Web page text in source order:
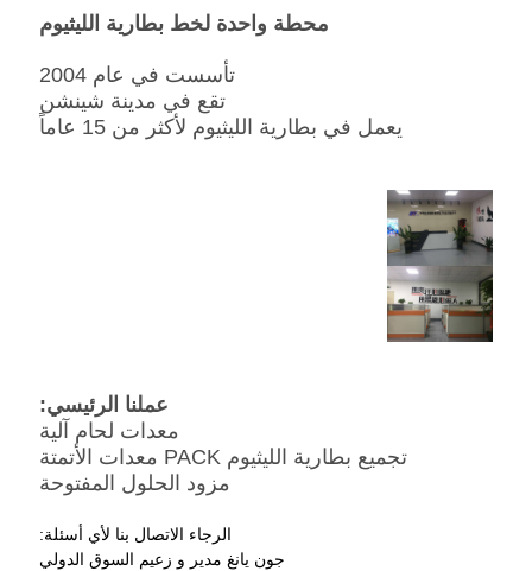
محطة واحدة لخط بطارية الليثيوم
تأسست في عام 2004
تقع في مدينة شينشن
يعمل في بطارية الليثيوم لأكثر من 15 عاماً
عملنا الرئيسي:
معدات لحام آلية
تجميع بطارية الليثيوم PACK معدات الأتمتة
مزود الحلول المفتوحة
الرجاء الاتصال بنا لأي أسئلة:
جون يانغ مدير و زعيم السوق الدولي